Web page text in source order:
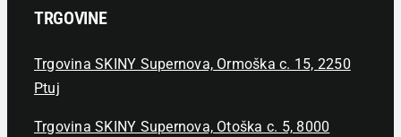
TRGOVINE
Trgovina SKINY Supernova, Ormoška c. 15, 2250
Ptuj
Trgovina SKINY Supernova, Otoška c. 5, 8000